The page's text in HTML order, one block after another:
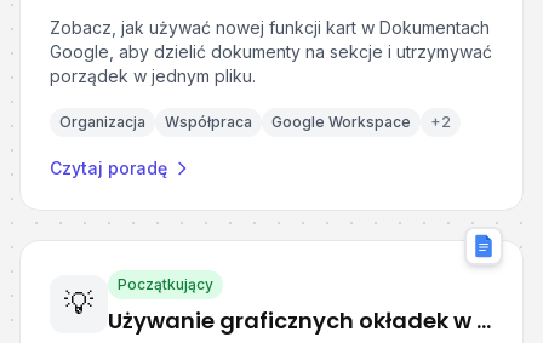
Zobacz, jak używać nowej funkcji kart w Dokumentach
Google, aby dzielić dokumenty na sekcje i utrzymywać
porządek w jednym pliku.
Organizacja Współpraca Google Workspace +2
Czytaj poradę
💡
Początkujący
Używanie graficznych okładek w Dokumentach Google